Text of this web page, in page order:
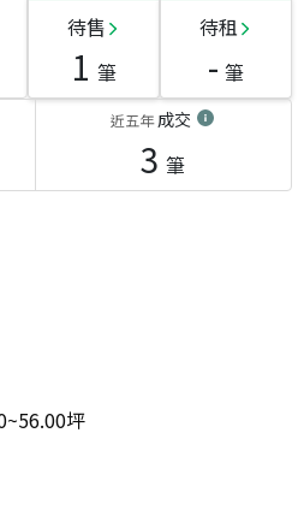
待售
1 筆
待租
- 筆
近五年成交
3 筆
坪